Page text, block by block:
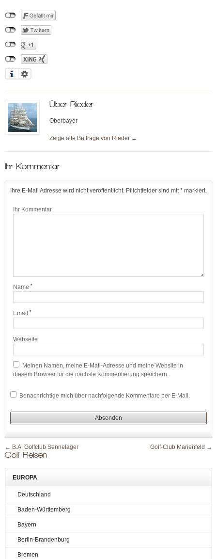
Über Rieder
Oberbayer
Zeige alle Beiträge von Rieder →
Ihr Kommentar
Ihre E-Mail Adresse wird nicht veröffentlicht. Pflichtfelder sind mit * markiert.
Ihr Kommentar
Name *
Email *
Webseite
Meinen Namen, meine E-Mail-Adresse und meine Website in
diesem Browser für die nächste Kommentierung speichern.
Benachrichtige mich über nachfolgende Kommentare per E-Mail.
← B.A. Golfclub Sennelager Golf-Club Marienfeld →
Golf Reisen
EUROPA
Deutschland
Baden-Württemberg
Bayern
Berlin-Brandenburg
Bremen